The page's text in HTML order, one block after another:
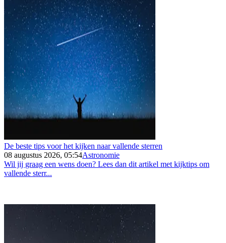
De beste tips voor het kijken naar vallende sterren
08 augustus 2026, 05:54Astronomie
Wil jij graag een wens doen? Lees dan dit artikel met kijktips om
vallende sterr...